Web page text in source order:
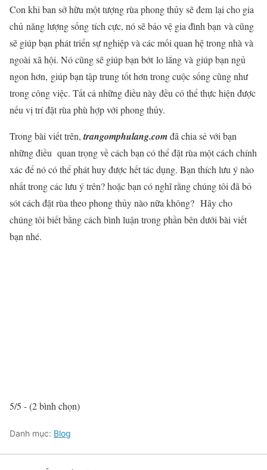
Con khi ban sở hữu một tượng rùa phong thủy sẽ đem lại cho gia
chủ năng lượng sống tích cực, nó sẽ bảo vệ gia đình bạn và cũng
sẽ giúp bạn phát triển sự nghiệp và các mối quan hệ trong nhà và
ngoài xã hội. Nó cũng sẽ giúp bạn bớt lo lắng và giúp bạn ngủ
ngon hơn, giúp bạn tập trung tốt hơn trong cuộc sống cũng như
trong công việc. Tất cả những điều này đều có thể thực hiện được
nếu vị trí đặt rùa phù hợp với phong thủy.
Trong bài viết trên,trangomphulang.comđã chia sẻ với bạn
những điều quan trọng về cách bạn có thể đặt rùa một cách chính
xác để nó có thể phát huy được hết tác dụng. Bạn thích lưu ý nào
nhất trong các lưu ý trên? hoặc bạn có nghĩ rằng chúng tôi đã bỏ
sót cách đặt rùa theo phong thủy nào nữa không? Hãy cho
chúng tôi biết bằng cách bình luận trong phần bên dưới bài viết
bạn nhé.
5/5 - (2 bình chọn)
Danh mục: Blog